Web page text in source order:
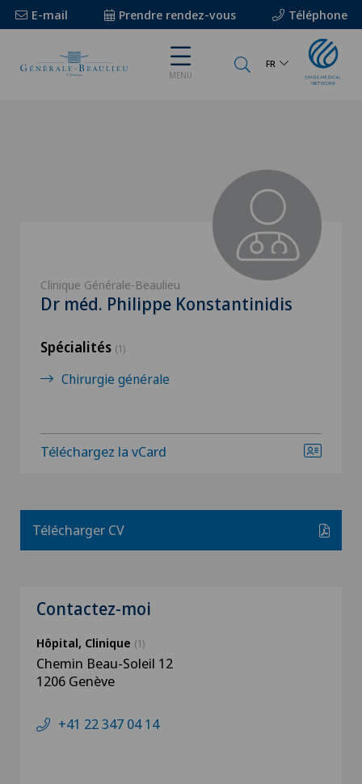
E-mail Prendre rendez-vous Téléphone
MENU
FR
Clinique Générale-Beaulieu
Dr méd. Philippe Konstantinidis
Spécialités (1)
Chirurgie générale
Téléchargez la vCard
Télécharger CV
Contactez-moi
Hôpital, Clinique (1)
Chemin Beau-Soleil 12
1206 Genève
+41 22 347 04 14